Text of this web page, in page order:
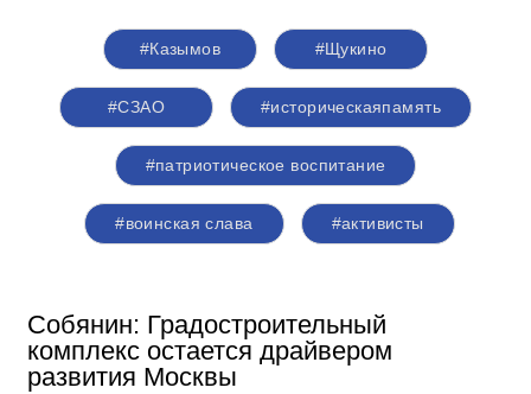
#Казымов #Щукино
#СЗАО #историческаяпамять
#патриотическое воспитание
#воинская слава #активисты
Собянин: Градостроительный
комплекс остается драйвером
развития Москвы